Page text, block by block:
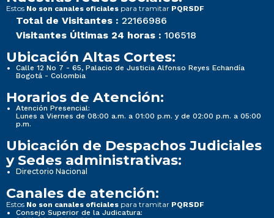
Estos No son canales oficiales para tramitar PQRSDF
Total de Visitantes : 22166986
Visitantes Últimas 24 horas : 106518
Ubicación Altas Cortes:
Calle 12 No 7 - 65, Palacio de Justicia Alfonso Reyes Echandía
Bogotá - Colombia
Horarios de Atención:
Atención Presencial:
Lunes a Viernes de 08:00 a.m. a 01:00 p.m. y de 02:00 p.m. a 05:00
p.m.
Ubicación de Despachos Judiciales
y Sedes administrativas:
Directorio Nacional
Canales de atención:
Estos No son canales oficiales para tramitar PQRSDF
Consejo Superior de la Judicatura: